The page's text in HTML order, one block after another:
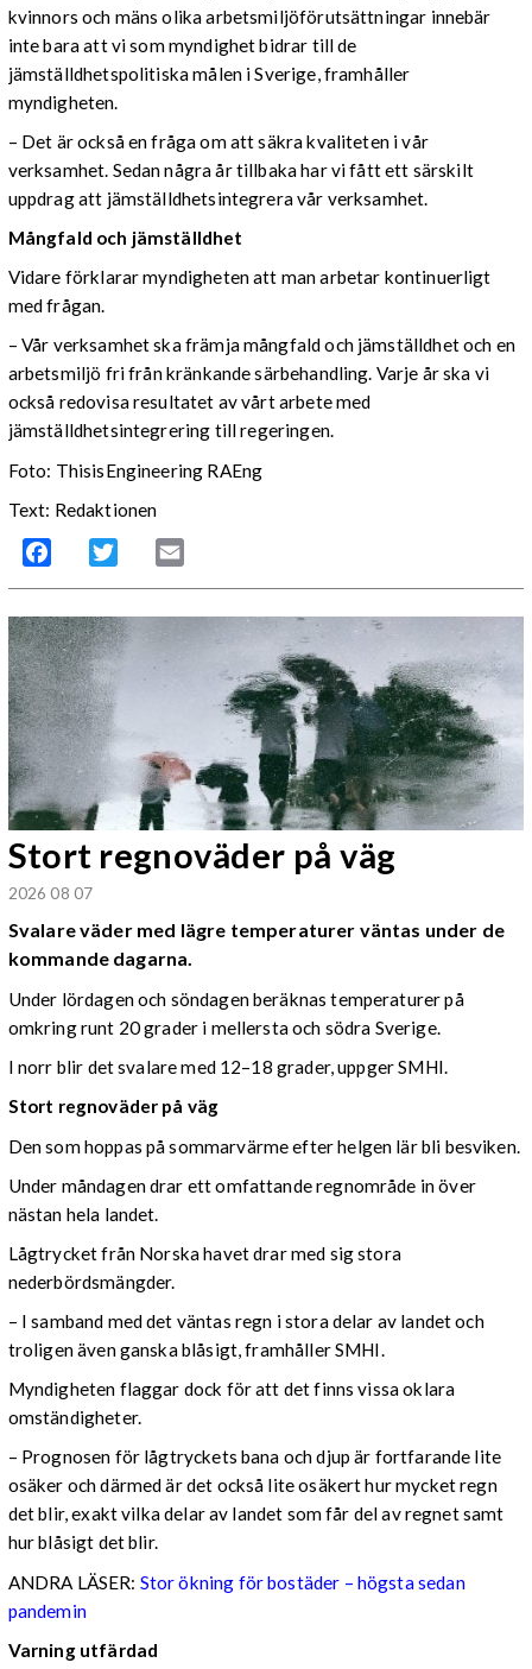
kvinnors och mäns olika arbetsmiljöförutsättningar innebär
inte bara att vi som myndighet bidrar till de
jämställdhetspolitiska målen i Sverige, framhåller
myndigheten.
– Det är också en fråga om att säkra kvaliteten i vår
verksamhet. Sedan några år tillbaka har vi fått ett särskilt
uppdrag att jämställdhetsintegrera vår verksamhet.
Mångfald och jämställdhet
Vidare förklarar myndigheten att man arbetar kontinuerligt
med frågan.
– Vår verksamhet ska främja mångfald och jämställdhet och en
arbetsmiljö fri från kränkande särbehandling. Varje år ska vi
också redovisa resultatet av vårt arbete med
jämställdhetsintegrering till regeringen.
Foto: ThisisEngineering RAEng
Text: Redaktionen
Facebook Twitter
Stort regnoväder på väg
2026 08 07
Svalare väder med lägre temperaturer väntas under de
kommande dagarna.
Under lördagen och söndagen beräknas temperaturer på
omkring runt 20 grader i mellersta och södra Sverige.
I norr blir det svalare med 12–18 grader, uppger SMHI.
Stort regnoväder på väg
Den som hoppas på sommarvärme efter helgen lär bli besviken.
Under måndagen drar ett omfattande regnområde in över
nästan hela landet.
Lågtrycket från Norska havet drar med sig stora
nederbördsmängder.
– I samband med det väntas regn i stora delar av landet och
troligen även ganska blåsigt, framhåller SMHI.
Myndigheten flaggar dock för att det finns vissa oklara
omständigheter.
– Prognosen för lågtryckets bana och djup är fortfarande lite
osäker och därmed är det också lite osäkert hur mycket regn
det blir, exakt vilka delar av landet som får del av regnet samt
hur blåsigt det blir.
ANDRA LÄSER: Stor ökning för bostäder – högsta sedan
pandemin
Varning utfärdad